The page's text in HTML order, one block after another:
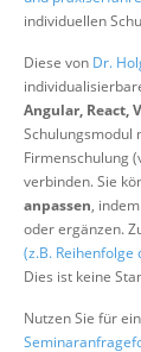
individuellen
Diese von Dr.
Angular, React,
Schulungsmodul
Firmenschulung
verbinden. Sie
anpassen,
oder ergänzen.
(z.B.
Dies ist keine
Nutzen Sie für